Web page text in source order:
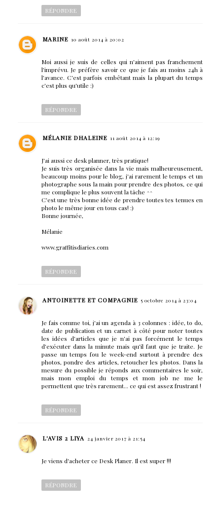
RÉPONDRE
MARINE 10 août 2014 à 20:02
Moi aussi je suis de celles qui n'aiment pas franchement
l'imprévu. Je préfère savoir ce que je fais au moins 24h à
l'avance. C'est parfois embêtant mais la plupart du temps
c'est plus qu'utile :)
RÉPONDRE
MÉLANIE DHALEINE 11 août 2014 à 12:19
J'ai aussi ce desk planner, très pratique!
Je suis très organisée dans la vie mais malheureusement,
beaucoup moins pour le blog, j'ai rarement le temps et un
photographe sous la main pour prendre des photos, ce qui
me complique le plus souvent la tâche ^^
C'est une très bonne idée de prendre toutes tes tenues en
photo le même jour en tous cas! :)
Bonne journée,
Mélanie
www.graffitisdiaries.com
RÉPONDRE
ANTOINETTE ET COMPAGNIE 5 octobre 2014 à 23:04
Je fais comme toi, j'ai un agenda à 3 colonnes : idée, to do,
date de publication et un carnet à côté pour noter toutes
les idées d'articles que je n'ai pas forcément le temps
d'exécuter dans la minute mais qu'il faut que je traite. Je
passe un temps fou le week-end surtout à prendre des
photos, pondre des articles, retoucher les photos. Dans la
mesure du possible je réponds aux commentaires le soir,
mais mon emploi du temps et mon job ne me le
permettent que très rarement... ce qui est assez frustrant !
RÉPONDRE
L'AVIS 2 LIYA 24 janvier 2017 à 21:54
Je viens d'acheter ce Desk Planer. Il est super !!!
RÉPONDRE